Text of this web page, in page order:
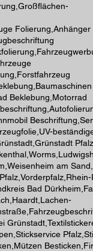
Folierung,Anhänger
Beklebung,Motorrad
am
Bad